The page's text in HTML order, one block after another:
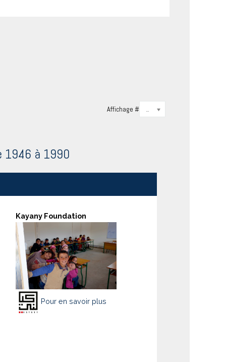
Affichage # 20
1946 à 1990
Kayany Foundation
Pour en savoir plus